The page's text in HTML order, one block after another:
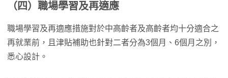
（四）職場學習及再適應
職場學習及再適應措施對於中高齡者及高齡者均十分適合之
再就業前，且津貼補助也針對二者分為3個月、6個月之別，
悉心設計。